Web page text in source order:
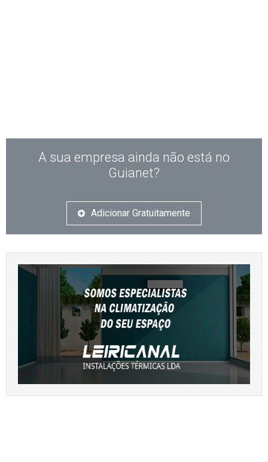
A sua empresa ainda não está no
Guianet?
Adicionar Gratuitamente